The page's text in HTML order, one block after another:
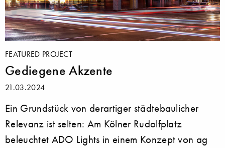
FEATURED PROJECT
Gediegene Akzente
21.03.2024
Ein Grundstück von derartiger städtebaulicher
Relevanz ist selten: Am Kölner Rudolfplatz
beleuchtet ADO Lights in einem Konzept von ag